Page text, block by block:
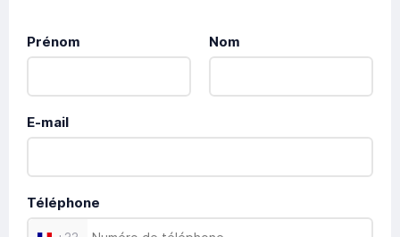
Prénom Nom
E-mail
Téléphone